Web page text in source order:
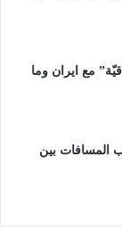
مع ايران وما
المسافات بين